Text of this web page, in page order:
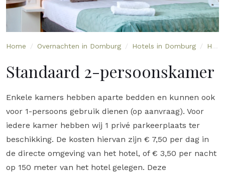
Home / Overnachten in Domburg / Hotels in Domburg / Hotel Duinlust
Standaard 2-persoonskamer
Enkele kamers hebben aparte bedden en kunnen ook
voor 1-persoons gebruik dienen (op aanvraag). Voor
iedere kamer hebben wij 1 privé parkeerplaats ter
beschikking. De kosten hiervan zijn € 7,50 per dag in
de directe omgeving van het hotel, of € 3,50 per nacht
op 150 meter van het hotel gelegen. Deze